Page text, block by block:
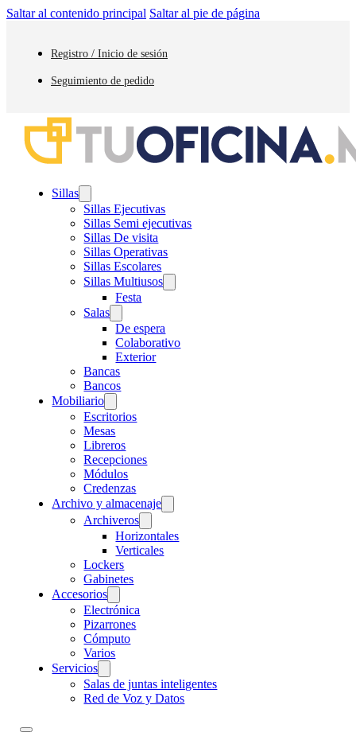
Saltar al contenido principal Saltar al pie de página
Registro / Inicio de sesión
Seguimiento de pedido
Sillas
Sillas Ejecutivas
Sillas Semi ejecutivas
Sillas De visita
Sillas Operativas
Sillas Escolares
Sillas Multiusos
Festa
Salas
De espera
Colaborativo
Exterior
Bancas
Bancos
Mobiliario
Escritorios
Mesas
Libreros
Recepciones
Módulos
Credenzas
Archivo y almacenaje
Archiveros
Horizontales
Verticales
Lockers
Gabinetes
Accesorios
Electrónica
Pizarrones
Cómputo
Varios
Servicios
Salas de juntas inteligentes
Red de Voz y Datos